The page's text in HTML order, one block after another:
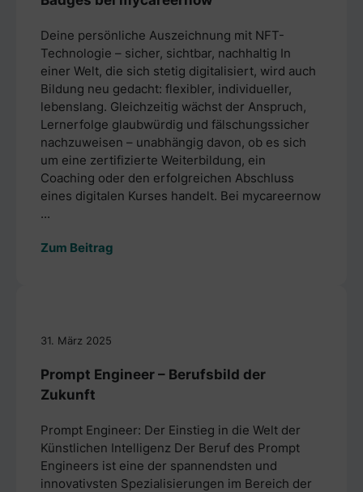
Deine persönliche Auszeichnung mit NFT-
Technologie – sicher, sichtbar, nachhaltig In
einer Welt, die sich stetig digitalisiert, wird auch
Bildung neu gedacht: flexibler, individueller,
lebenslang. Gleichzeitig wächst der Anspruch,
Lernerfolge glaubwürdig und fälschungssicher
nachzuweisen – unabhängig davon, ob es sich
um eine zertifizierte Weiterbildung, ein
Coaching oder den erfolgreichen Abschluss
eines digitalen Kurses handelt. Bei mycareernow
...
Zum Beitrag
31. März 2025
Prompt Engineer – Berufsbild der
Zukunft
Prompt Engineer: Der Einstieg in die Welt der
Künstlichen Intelligenz Der Beruf des Prompt
Engineers ist eine der spannendsten und
innovativsten Spezialisierungen im Bereich der